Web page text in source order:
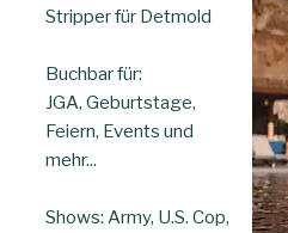
Stripper für Detmold
Buchbar für:
JGA, Geburtstage,
Feiern, Events und
mehr...
Shows: Army, U.S. Cop,